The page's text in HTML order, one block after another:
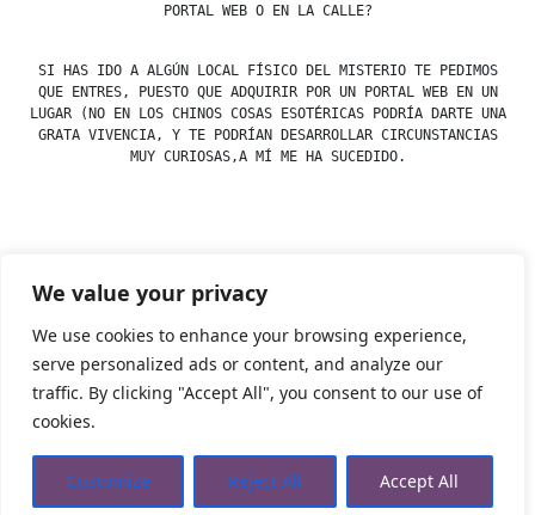
We value your privacy
We use cookies to enhance your browsing experience,
serve personalized ads or content, and analyze our
traffic. By clicking "Accept All", you consent to our use of
cookies.
Customize Reject All Accept All
PORTAL WEB O EN LA CALLE?
SI HAS IDO A ALGÚN LOCAL FÍSICO DEL MISTERIO TE PEDIMOS
QUE ENTRES, PUESTO QUE ADQUIRIR POR UN PORTAL WEB EN UN
LUGAR (NO EN LOS CHINOS COSAS ESOTÉRICAS PODRÍA DARTE UNA
GRATA VIVENCIA, Y TE PODRÍAN DESARROLLAR CIRCUNSTANCIAS
MUY CURIOSAS,A MÍ ME HA SUCEDIDO.
by
Posted
Imágenes,Minerales
Tienda Esotérica Online – Librería Esotérica,Proudly
powered by WordPress.
Privacidad
Aviso Legal Cookies Web